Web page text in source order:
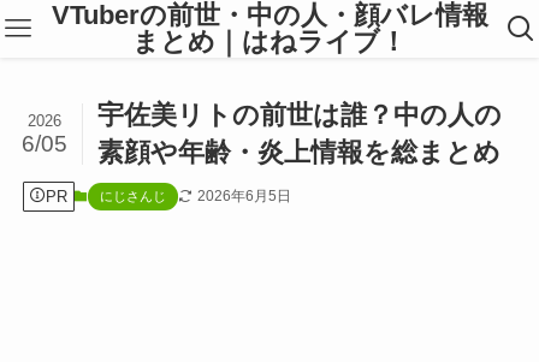
VTuberの前世・中の人・顔バレ情報
まとめ｜はねライブ！
宇佐美リトの前世は誰？中の人の
素顔や年齢・炎上情報を総まとめ
2026
6/05
PR にじさんじ 2026年6月5日